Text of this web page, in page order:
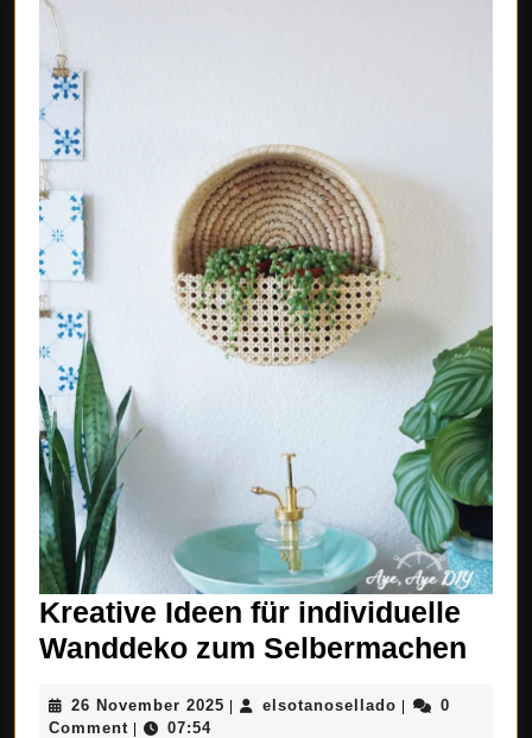
Kreative Ideen für individuelle
Wanddeko zum Selbermachen
26 November 2025 26
elsotanosellado elsotanosellado
0
Comment
07:54